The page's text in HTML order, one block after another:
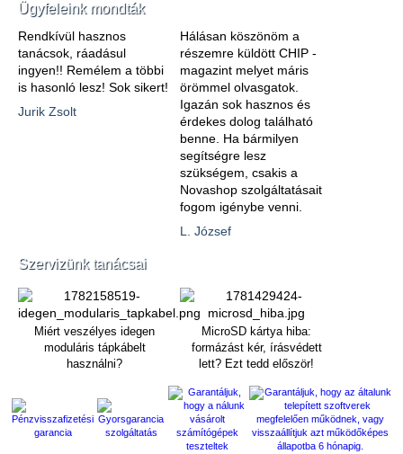
Ügyfeleink mondták
Rendkívül hasznos
tanácsok, ráadásul
ingyen!! Remélem a többi
is hasonló lesz! Sok sikert!
Jurik Zsolt
Hálásan köszönöm a
részemre küldött CHIP -
magazint melyet máris
örömmel olvasgatok.
Igazán sok hasznos és
érdekes dolog található
benne. Ha bármilyen
segítségre lesz
szükségem, csakis a
Novashop szolgáltatásait
fogom igénybe venni.
L. József
Szervizünk tanácsai
Miért veszélyes idegen
moduláris tápkábelt
használni?
MicroSD kártya hiba:
formázást kér, írásvédett
lett? Ezt tedd először!